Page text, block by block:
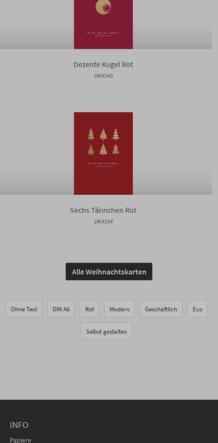
Dezente Kugel Rot
DK4549
Sechs Tännchen Rot
DK4334
Alle Weihnachtskarten
Ohne Text DIN A6 Rot Modern Geschäftlich Eco
Selbst gestalten
INFO
Papiere